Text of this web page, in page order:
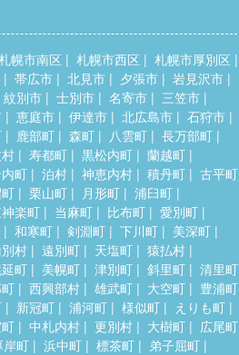
幌市南区 札幌市西区
札幌市厚別区
帯広市
北見市 夕張市
岩見沢市
紋別市
士別市 名寄市
三笠市
恵庭市 伊達市 北広島市
石狩市
鹿部町 森町 八雲町
長万部町
寿都町 黒松内町
蘭越町
町
泊村 神恵内村 積丹町
古平町
栗山町 月形町
浦臼町
楽町
当麻町 比布町
愛別町
和寒町
剣淵町 下川町
美深町
村
遠別町 天塩町
猿払村
町
美幌町 津別町 斜里町
清里町
西興部村 雄武町 大空町
豊浦町
新冠町 浦河町 様似町
えりも町
中札内村 更別村 大樹町
広尾町
岸町
浜中町 標茶町 弟子屈町